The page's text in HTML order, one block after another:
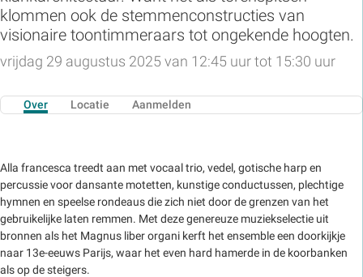
klommen ook de stemmenconstructies van
visionaire toontimmeraars tot ongekende hoogten.
vrijdag 29 augustus 2025 van 12:45 uur tot 15:30 uur
Over Locatie Aanmelden
Alla francesca treedt aan met vocaal trio, vedel, gotische harp en
percussie voor dansante motetten, kunstige conductussen, plechtige
hymnen en speelse rondeaus die zich niet door de grenzen van het
gebruikelijke laten remmen. Met deze genereuze muziekselectie uit
bronnen als het Magnus liber organi kerft het ensemble een doorkijkje
naar 13e-eeuws Parijs, waar het even hard hamerde in de koorbanken
als op de steigers.